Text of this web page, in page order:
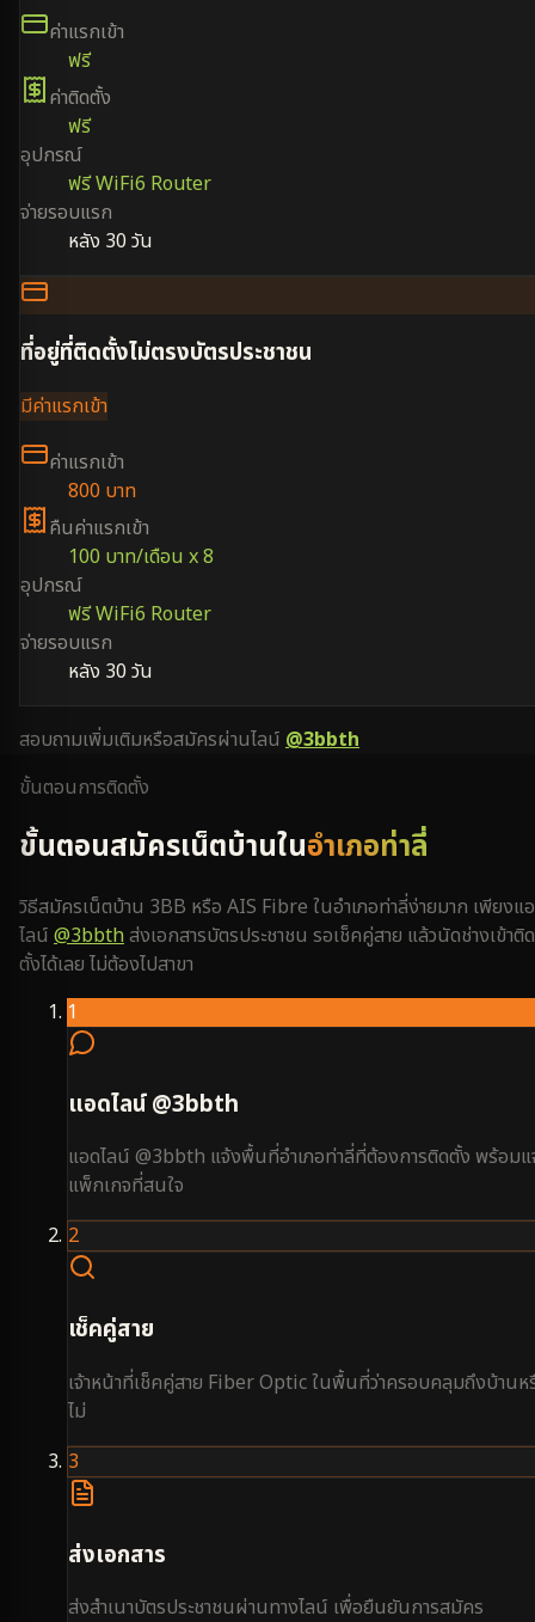
ค่าแรกเข้า
ฟรี
ค่าติดตั้ง
ฟรี
อุปกรณ์
ฟรี WiFi6 Router
จ่ายรอบแรก
หลัง 30 วัน
ที่อยู่ที่ติดตั้งไม่ตรงบัตรประชาชน
มีค่าแรกเข้า
ค่าแรกเข้า
800 บาท
คืนค่าแรกเข้า
100 บาท/เดือน x 8
อุปกรณ์
ฟรี WiFi6 Router
จ่ายรอบแรก
หลัง 30 วัน
สอบถามเพิ่มเติมหรือสมัครผ่านไลน์ @3bbth
ขั้นตอนการติดตั้ง
ขั้นตอนสมัครเน็ตบ้านในอำเภอท่าลี่
วิธีสมัครเน็ตบ้าน 3BB หรือ AIS Fibre ในอำเภอท่าลี่ง่ายมาก เพียงแ
ไลน์ @3bbthส่งเอกสารบัตรประชาชน รอเช็คคู่สาย แล้วนัดช่างเข้าติด
ตั้งได้เลย ไม่ต้องไปสาขา
1
แอดไลน์ @3bbth
แอดไลน์ @3bbth แจ้งพื้นที่อำเภอท่าลี่ที่ต้องการติดตั้ง พร้อม
แพ็กเกจที่สนใจ
2
เช็คคู่สาย
เจ้าหน้าที่เช็คคู่สาย Fiber Optic ในพื้นที่ว่าครอบคลุมถึงบ้านห
ไม่
3
ส่งเอกสาร
ส่งสำเนาบัตรประชาชนผ่านทางไลน์ เพื่อยืนยันการสมัคร